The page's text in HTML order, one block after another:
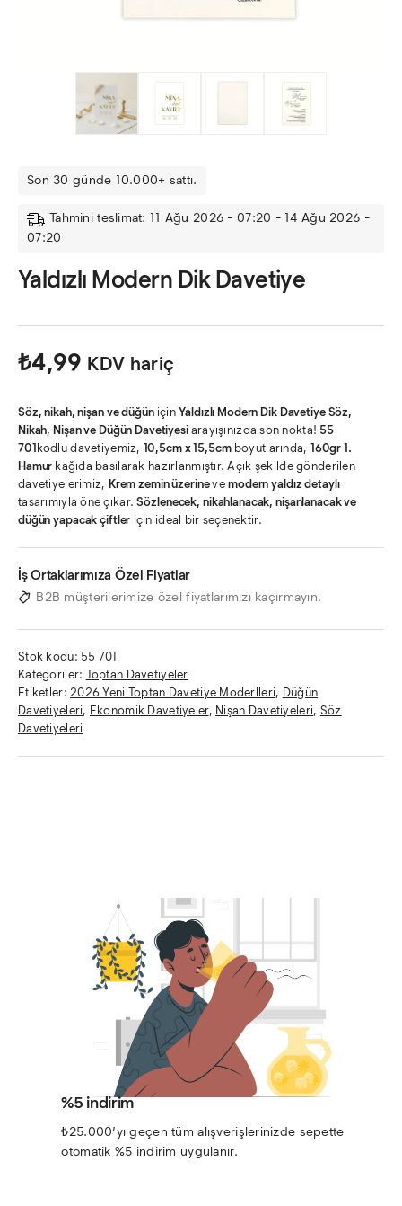
Son 30 günde 10.000+ sattı.
Tahmini teslimat: 11 Ağu 2026 - 07:20 - 14 Ağu 2026 -
07:20
Yaldızlı Modern Dik Davetiye
₺4,99 KDV hariç
Söz, nikah, nişan ve düğüniçinYaldızlı Modern Dik DavetiyeSöz,
Nikah, Nişan ve Düğün Davetiyesi arayışınızda son nokta! 55
701 kodlu davetiyemiz, 10,5cm x 15,5cmboyutlarında, 160gr 1.
Hamur kağıda basılarak hazırlanmıştır. Açık şekilde gönderilen
davetiyelerimiz, Krem zemin üzerinevemodern yaldız detaylı
tasarımıyla öne çıkar.Sözlenecek, nikahlanacak, nişanlanacak ve
düğün yapacak çiftler için ideal bir seçenektir.
İş Ortaklarımıza Özel Fiyatlar
B2B müşterilerimize özel fiyatlarımızı kaçırmayın.
Stok kodu: 55 701
Kategoriler: Toptan Davetiyeler
Etiketler:2026 Yeni Toptan Davetiye Moderlleri, Düğün
Davetiyeleri, Ekonomik Davetiyeler, Nişan Davetiyeleri, Söz
Davetiyeleri
%5 indirim
₺25.000’yı geçen tüm alışverişlerinizde sepette
otomatik %5 indirim uygulanır.